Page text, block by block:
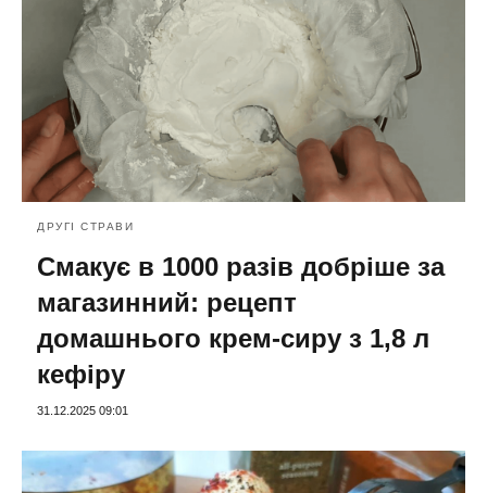
ДРУГІ СТРАВИ
Смакує в 1000 разів добріше за
магазинний: рецепт
домашнього крем-сиру з 1,8 л
кефіру
31.12.2025 09:01